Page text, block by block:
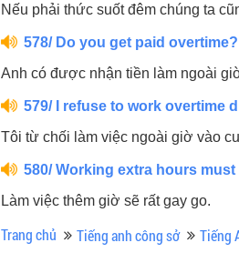
Nếu phải thức suốt đêm chúng ta
578/ Do you get paid overtime?
Anh có được nhận tiền làm ngoài
579/ I refuse to work overtime
Tôi từ chối làm việc ngoài giờ vào
580/ Working extra hours
Làm việc thêm giờ sẽ rất gay go.
Trang chủ Tiếng anh công sở Tiếng